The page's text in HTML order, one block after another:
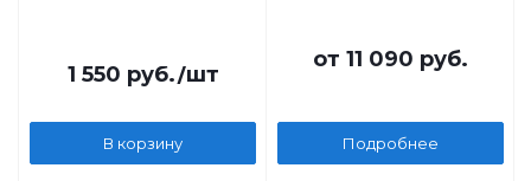
1 550 руб./шт
В корзину
от 11 090 руб.
Подробнее